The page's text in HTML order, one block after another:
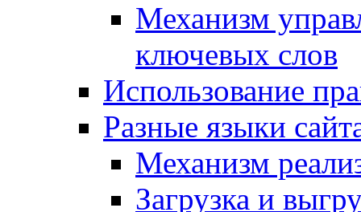
Механизм
ключевых слов
Использование
Разные языки
Механизм
Загрузка и